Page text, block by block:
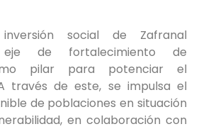
social de Zafranal
de fortalecimiento de
pilar para potenciar el
través de este, se impulsa el
de poblaciones en situación
en colaboración con